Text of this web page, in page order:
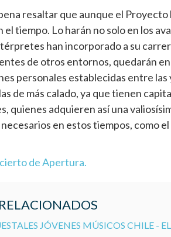
resaltar que aunque el
tiempo. Lo harán no solo en los
han incorporado a su
de otros entornos, quedarán en
personales establecidas entre
de más calado, ya que tienen
quienes adquieren así una
en estos tiempos, como
de Apertura.
JÓVENES MÚSICOS CHILE -